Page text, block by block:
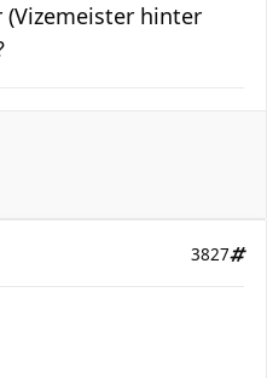
(Vizemeister hinter
3827